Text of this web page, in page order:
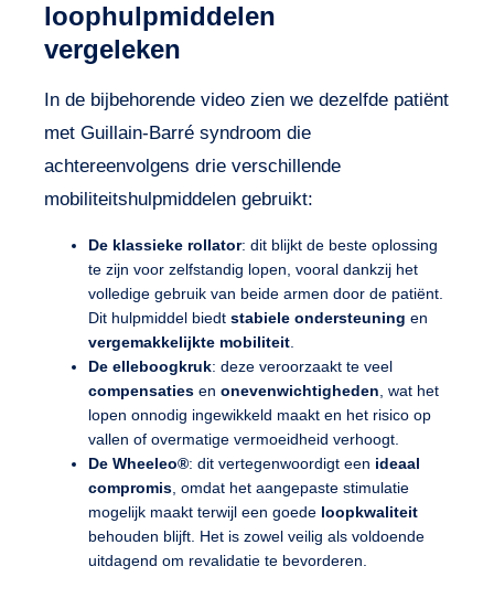
loophulpmiddelen
vergeleken
In de bijbehorende video zien we dezelfde patiënt
met Guillain-Barré syndroom die
achtereenvolgens drie verschillende
mobiliteitshulpmiddelen gebruikt:
De klassieke rollator: dit blijkt de beste oplossing
te zijn voor zelfstandig lopen, vooral dankzij het
volledige gebruik van beide armen door de patiënt.
Dit hulpmiddel biedt stabiele ondersteuning en
vergemakkelijkte mobiliteit
De elleboogkruk: deze veroorzaakt te veel
compensaties en onevenwichtigheden , wat het
lopen onnodig ingewikkeld maakt en het risico op
vallen of overmatige vermoeidheid verhoogt.
De Wheeleo®: dit vertegenwoordigt een ideaal
compromis , omdat het aangepaste stimulatie
mogelijk maakt terwijl een goede loopkwaliteit
behouden blijft. Het is zowel veilig als voldoende
uitdagend om revalidatie te bevorderen.